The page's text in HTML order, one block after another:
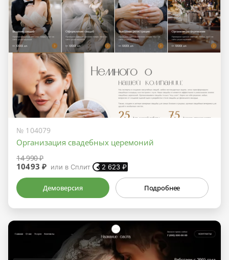
№ 104079
Организация свадебных церемоний
14 990 ₽
10493 ₽ или в Сплит 2 623 ₽
Демоверсия Подробнее